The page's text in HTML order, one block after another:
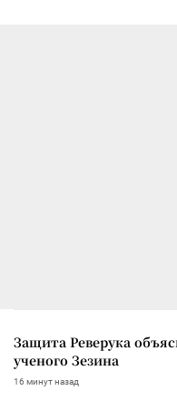
Защита Реверука
ученого Зезина
16 минут назад